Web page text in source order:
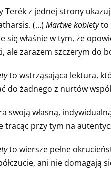
Terék z jednej strony
(…) Martwe kobietyto
się właśnie w tym, że
ale zarazem szczerym do
to wstrząsająca lektura,
do żadnego z nurtów
swoją własną,
tracąc przy tym na
to wiersze pełne
ani nie domagają